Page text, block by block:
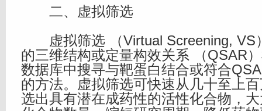
二、虚拟筛选
虚拟筛选 （Virtual Screening, VS
的三维结构或定量构效关系 （QSAR
数据库中搜寻与靶蛋白结合或符合
的方法。虚拟筛选可快速从几十至上
选出具有潜在成药性的活性化合物，